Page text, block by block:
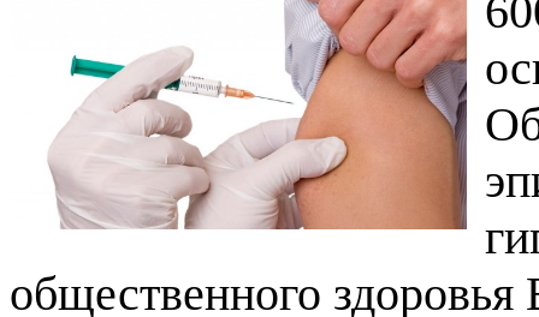
общественного